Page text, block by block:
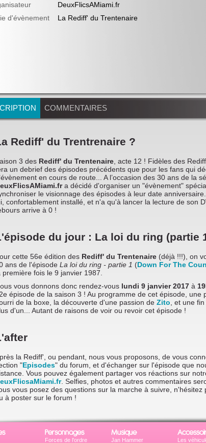
DeuxFlicsAMiami.fr
d'évènement
La Rediff' du Trentenaire
COMMENTAIRES
Rediff' du Trentrenaire ?
3 des Rediff' du Trentenaire , acte 12 ! Fidèles des
un debrief des épisodes précédents que pour les fans qui
en cours de route... A l’occasion des 30 ans de la
a décidé d'organiser un "évènement"
le visionnage des épisodes à leur date
confortablement installé, et n'a qu'à lancer la lecture de son
arrive à 0 !
du jour : La loi du ring (partie
cette 56e édition des Rediff' du Trentenaire (déjà !!!), on
ans de l'épisode La loi du ring - partie 1 (Down For The
première fois le 9 janvier 1987.
vous donnons donc rendez-vous lundi 9 janvier 2017 à
épisode de la saison 3 ! Au programme de cet épisode, une
de la boxe, la découverte d'une passion de Zito , et une
d'un... Autant de raisons de voir ou revoir cet épisode !
la Rediff', ou pendant, nous vous proposons, de vous
"Episodes" du forum, et d'échanger sur l'épisode que
Vous pouvez également partager vos réactions sur
. Selfies, photos et autres commentaires
vous posez des questions sur la marche à suivre, n'hésitez
à poster sur le forum !
Personnages
Forces de l'ordre
Musique
Jan Hammer
Les